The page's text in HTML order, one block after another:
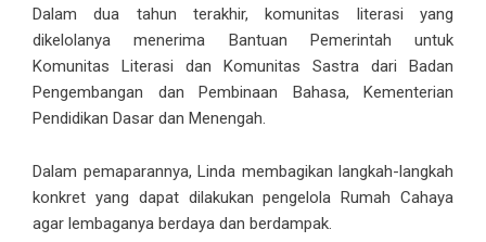
Dalam dua tahun terakhir, komunitas literasi yang
dikelolanya menerima Bantuan Pemerintah untuk
Komunitas Literasi dan Komunitas Sastra dari Badan
Pengembangan dan Pembinaan Bahasa, Kementerian
Pendidikan Dasar dan Menengah.
Dalam pemaparannya, Linda membagikan langkah-langkah
konkret yang dapat dilakukan pengelola Rumah Cahaya
agar lembaganya berdaya dan berdampak.